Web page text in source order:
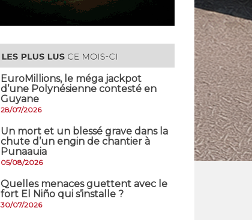
EuroMillions, ​le méga jackpot
d’une Polynésienne contesté en
Guyane
28/07/2026
​Un mort et un blessé grave dans la
chute d’un engin de chantier à
Punaauia
05/08/2026
Quelles menaces guettent avec le
fort El Niño qui s’installe ?
30/07/2026